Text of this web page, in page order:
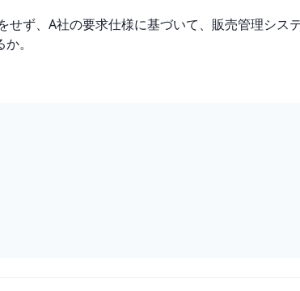
ず、A社の要求仕様に基づいて、販売管理シ
。